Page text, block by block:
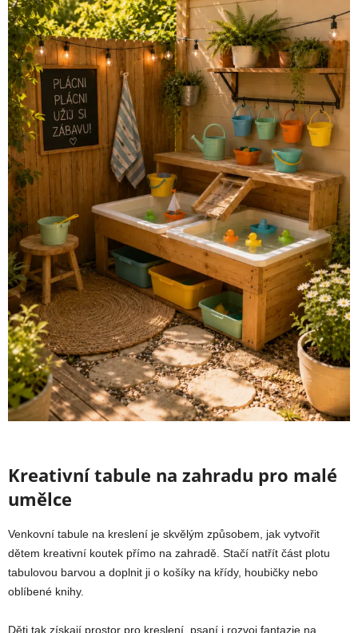
Kreativní tabule na zahradu pro malé
umělce
Venkovní tabule na kreslení je skvělým způsobem, jak vytvořit
dětem kreativní koutek přímo na zahradě. Stačí natřít část plotu
tabulovou barvou a doplnit ji o košíky na křídy, houbičky nebo
oblíbené knihy.
Děti tak získají prostor pro kreslení, psaní i rozvoj fantazie na